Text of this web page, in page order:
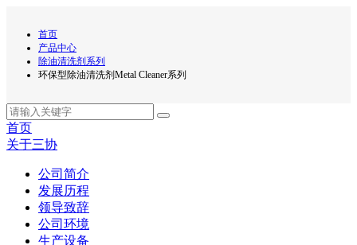
首页
产品中心
除油清洗剂系列
环保型除油清洗剂Metal Cleaner系列
首页
关于三协
公司简介
发展历程
领导致辞
公司环境
生产设备